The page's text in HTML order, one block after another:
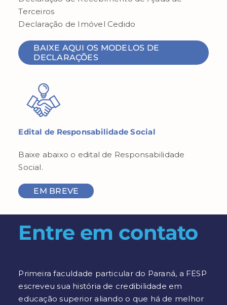
Terceiros
Declaração de Imóvel Cedido
BAIXE AQUI OS MODELOS DE
DECLARAÇÕES
Edital de Responsabilidade Social
Baixe abaixo o edital de Responsabilidade
Social.
EM BREVE
Entre em contato
Primeira faculdade particular do Paraná, a FESP
escreveu sua história de credibilidade em
educação superior aliando o que há de melhor